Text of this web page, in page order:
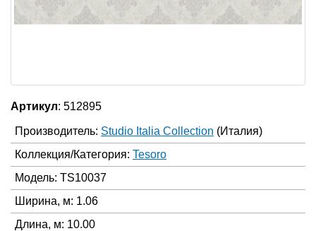
Артикул: 512895
Производитель: Studio Italia Collection (Италия)
Коллекция/Категория: Tesoro
Модель: TS10037
Ширина, м: 1.06
Длина, м: 10.00